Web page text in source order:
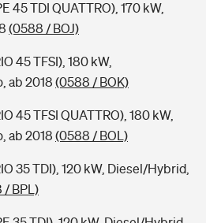
45 TDI QUATTRO), 170 kW,
(0588 / BOJ)
45 TFSI), 180 kW,
ab 2018 (0588 / BOK)
45 TFSI QUATTRO), 180 kW,
ab 2018 (0588 / BOL)
35 TDI), 120 kW, Diesel/Hybrid,
/ BPL)